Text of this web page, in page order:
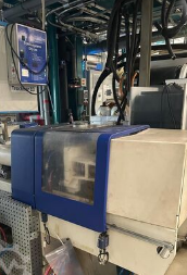
CM 40 har en
på 1.000 mm.
der
du er på udkig efter
af høj kvalitet, bør du
vi tilbyder til salg.
- Hydraulisk tryk: 247 /
6 bar -
24 V DC - Frekvens:
/ 2. forsyning): 78
gG (1. / 2. forsyning): 80
-